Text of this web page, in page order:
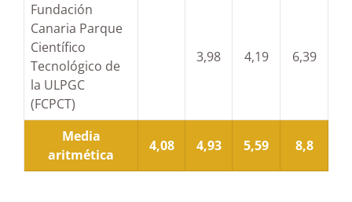
Fundación
Canaria Parque
Científico
Tecnológico de
la ULPGC
(FCPCT)
3,98 4,19 6,39
Media
aritmética
4,08 4,93 5,59 8,8